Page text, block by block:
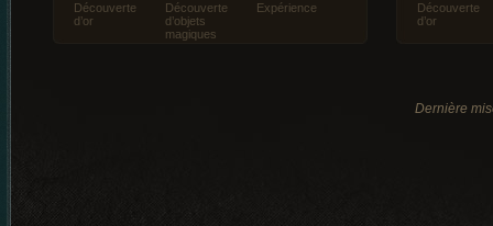
Découverte
d’or
Découverte
d’objets
magiques
Expérience
Découverte
d’or
Dernière